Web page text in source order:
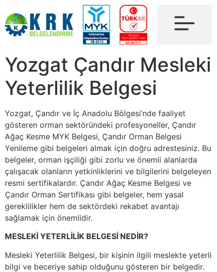
Yozgat Çandır Mesleki
Yeterlilik Belgesi
Yozgat, Çandır ve İç Anadolu Bölgesi’nde faaliyet
gösteren orman sektöründeki profesyoneller, Çandır
Ağaç Kesme MYK Belgesi, Çandır Orman Belgesi
Yenileme gibi belgeleri almak için doğru adrestesiniz. Bu
belgeler, orman işçiliği gibi zorlu ve önemli alanlarda
çalışacak olanların yetkinliklerini ve bilgilerini belgeleyen
resmi sertifikalardır. Çandır Ağaç Kesme Belgesi ve
Çandır Orman Sertifikası gibi belgeler, hem yasal
gereklilikler hem de sektördeki rekabet avantajı
sağlamak için önemlidir.
MESLEKİ YETERLİLİK BELGESİ NEDİR?
Mesleki Yeterlilik Belgesi, bir kişinin ilgili meslekte yeterli
bilgi ve beceriye sahip olduğunu gösteren bir belgedir.